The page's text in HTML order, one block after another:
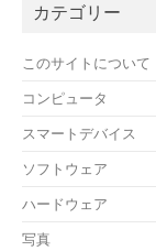
カテゴリー
このサイトについて
コンピュータ
スマートデバイス
ソフトウェア
ハードウェア
写真